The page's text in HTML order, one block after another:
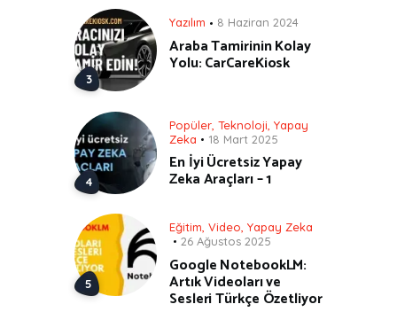
Yazılım 8 Haziran 2024
Araba Tamirinin Kolay
Yolu: CarCareKiosk
Popüler Teknoloji Yapay
Zeka
18 Mart 2025
En İyi Ücretsiz Yapay
Zeka Araçları – 1
Eğitim Video Yapay Zeka
26 Ağustos 2025
Google NotebookLM:
Artık Videoları ve
Sesleri Türkçe Özetliyor